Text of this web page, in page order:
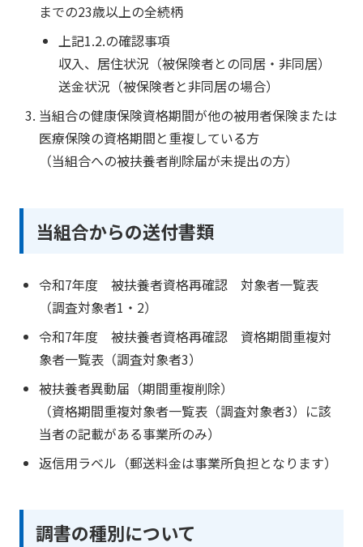
までの23歳以上の全続柄
上記1.2.の確認事項
収入、居住状況（被保険者との同居・非同居）
送金状況（被保険者と非同居の場合）
当組合の健康保険資格期間が他の被用者保険または
医療保険の資格期間と重複している方
（当組合への被扶養者削除届が未提出の方）
当組合からの送付書類
令和7年度 被扶養者資格再確認 対象者一覧表
（調査対象者1・2）
令和7年度 被扶養者資格再確認 資格期間重複対
象者一覧表（調査対象者3）
被扶養者異動届（期間重複削除）
（資格期間重複対象者一覧表（調査対象者3）に該
当者の記載がある事業所のみ）
返信用ラベル（郵送料金は事業所負担となります）
調書の種別について